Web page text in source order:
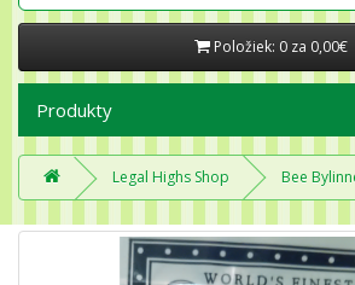
Položiek: 0 za 0,00€
Produkty
Legal Highs Shop Bee